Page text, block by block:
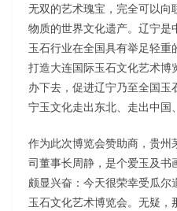
无双的艺术瑰宝，完全可以
物质的世界文化遗产。辽宁是
玉石行业在全国具有举足轻
打造大连国际玉石文化艺术博
办下去，促进辽宁乃至全国玉
宁玉文化走出东北、走出中国
作为此次博览会赞助商，贵
司董事长周静，是个爱玉及
颇显兴奋：今天很荣幸受瓜
玉石文化艺术博览会。无疑，